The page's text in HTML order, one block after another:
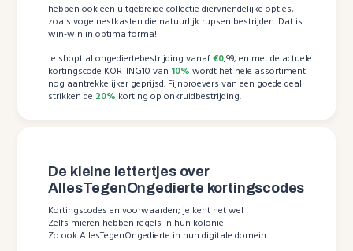
hebben ook een uitgebreide collectie diervriendelijke opties,
zoals vogelnestkasten die natuurlijk rupsen bestrijden. Dat is
win-win in optima forma!
Je shopt al ongediertebestrijding vanaf€0,99, en met de actuele
kortingscode KORTING10 van 10% wordt het hele assortiment
nog aantrekkelijker geprijsd. Fijnproevers van een goede deal
strikken de 20% korting op onkruidbestrijding.
De kleine lettertjes over
AllesTegenOngedierte kortingscodes
Kortingscodes en voorwaarden; je kent het wel
Zelfs mieren hebben regels in hun kolonie
Zo ook AllesTegenOngedierte in hun digitale domein